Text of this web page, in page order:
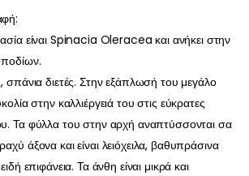
είναι Spinacia Oleracea και ανήκει στην
σπάνια διετές. Στην εξάπλωσή του μεγάλο
στην καλλιέργειά του στις εύκρατες
Τα φύλλα του στην αρχή αναπτύσσονται σα
άξονα και είναι λειόχειλα, βαθυπράσινα
επιφάνεια. Τα άνθη είναι μικρά και